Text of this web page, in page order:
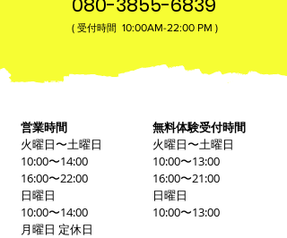
( 受付時間 10:00AM-22:00​ PM )
営業時間
火曜日〜土曜日
10:00〜14:00
16:00〜22:00
日曜日
10:00〜14:00
月曜日 定休日
無料体験受付時間
火曜日〜土曜日
10:00〜13:00
16:00〜21:00
日曜日
10:00〜13:00